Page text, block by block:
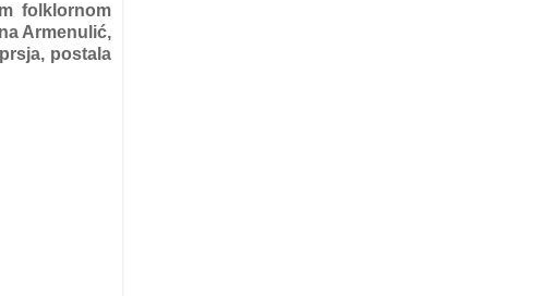
folklornom
Armenulić,
postala